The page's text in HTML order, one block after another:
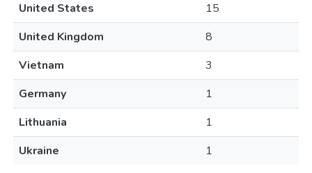
United States
15
United Kingdom
8
Vietnam
3
Germany
1
Lithuania
1
Ukraine
1